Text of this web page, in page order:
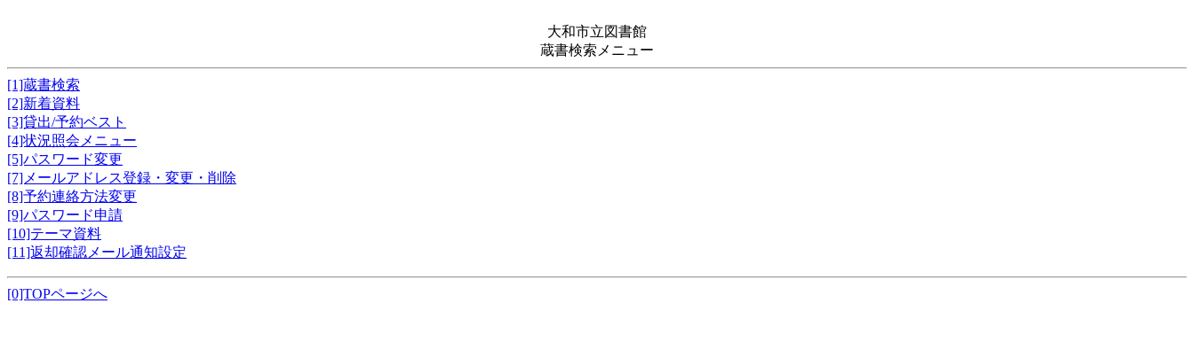
大和市立図書館
蔵書検索メニュー
[1]蔵書検索
[2]新着資料
[3]貸出/予約ベスト
[4]状況照会メニュー
[5]パスワード変更
[7]メールアドレス登録・変更・削除
[8]予約連絡方法変更
[9]パスワード申請
[10]テーマ資料
[11]返却確認メール通知設定
[0]TOPページへ